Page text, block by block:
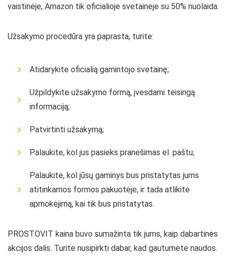
vaistinėje, Amazon tik oficialioje svetainėje su 50% nuolaida.
Užsakymo procedūra yra paprasta, turite:
Atidarykite oficialią gamintojo svetainę;
Užpildykite užsakymo formą, įvesdami teisingą
informaciją;
Patvirtinti užsakymą;
Palaukite, kol jus pasieks pranešimas el. paštu;
Palaukite, kol jūsų gaminys bus pristatytas jums
atitinkamos formos pakuotėje, ir tada atlikite
apmokėjimą, kai tik bus pristatytas.
PROSTOVIT kaina buvo sumažinta tik jums, kaip dabartinės
akcijos dalis. Turite nusipirkti dabar, kad gautumėte naudos.